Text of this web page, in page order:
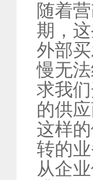
随着
期，
外部
慢无
求我
的供
这样
转的
从企